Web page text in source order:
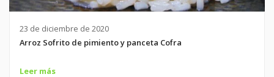
23 de diciembre de 2020
Arroz Sofrito de pimiento y panceta Cofra
Leer más